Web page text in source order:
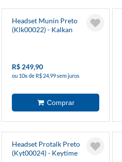
Headset Munin Preto
(Klk00022) - Kalkan
R$ 249,90
ou 10x de R$ 24,99 sem juros
Headset Protalk Preto
(Kyt00024) - Keytime